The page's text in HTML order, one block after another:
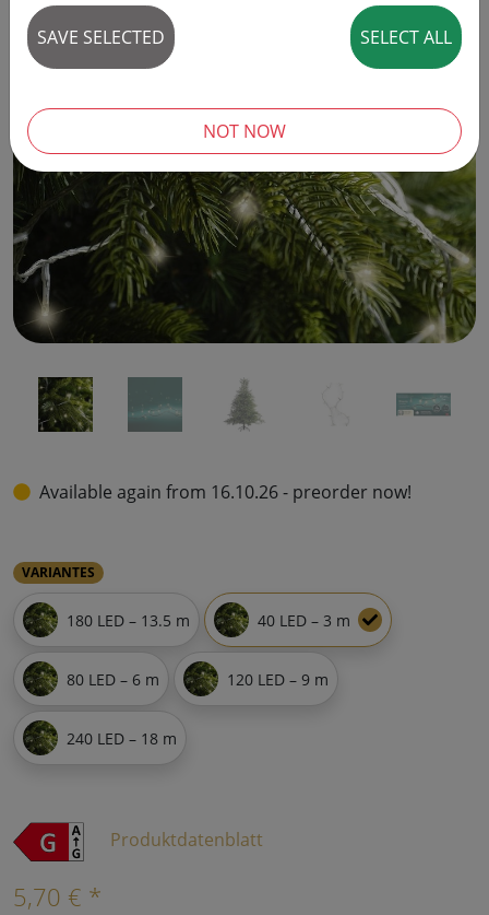
Available again from 16.10.26 - preorder now!
VARIANTES
180 LED – 13.5 m 40 LED – 3 m
80 LED – 6 m 120 LED – 9 m
240 LED – 18 m
Produktdatenblatt
5,70 € *
SAVE SELECTED SELECT ALL
NOT NOW